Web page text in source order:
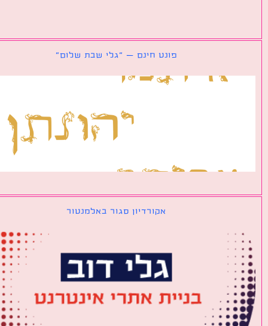
פונט חינם – ״גלי שבת שלום״
אקורדיון סגור באלמנטור